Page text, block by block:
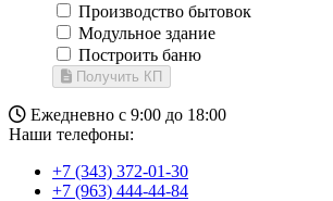
Производство бытовок
Модульное здание
Построить баню
Получить КП
Ежедневно с 9:00 до 18:00
Наши телефоны:
+7 (343) 372-01-30
+7 (963) 444-44-84